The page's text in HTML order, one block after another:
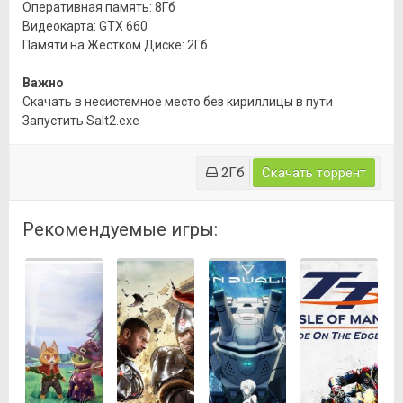
Оперативная память: 8Гб
Видеокарта: GTX 660
Памяти на Жестком Диске: 2Гб
Важно
Скачать в несистемное место без кириллицы в пути
Запустить Salt2.exe
2Гб Скачать торрент
Рекомендуемые игры: